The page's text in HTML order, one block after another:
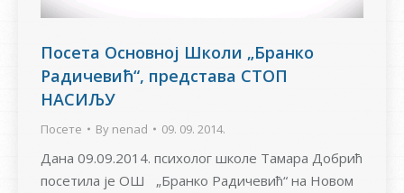
Посета Основној Школи „Бранко
Радичевић“, представа СТОП
НАСИЉУ
Посете By nenad 09. 09. 2014.
Дана 09.09.2014. психолог школе Тамара Добрић
посетила је ОШ „Бранко Радичевић“ на Новом